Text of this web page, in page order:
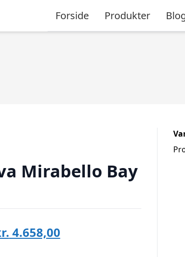
Forside Produkter
Mirabello Bay
4.658,00Den